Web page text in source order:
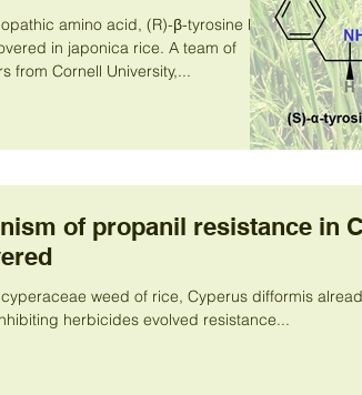
amino acid, (R)-β-tyrosine has
in japonica rice. A team of
from Cornell University,...
of propanil resistance in
weed of rice, Cyperus difformis
herbicides evolved resistance...